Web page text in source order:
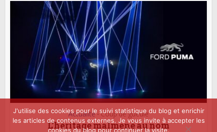
Actualité • Coup de gueule
L’héritage malmené au nom
J'utilise des cookies pour le suivi statistique du blog et enrichir
les articles de contenus externes. Je vous invite à accepter les
cookies du blog pour continuer la visite.